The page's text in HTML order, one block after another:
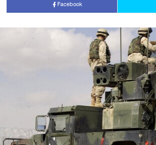
Facebook